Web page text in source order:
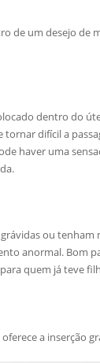
de um desejo de
dentro do
difícil a
haver uma
ou
anormal. Bom
quem já teve
a inserção